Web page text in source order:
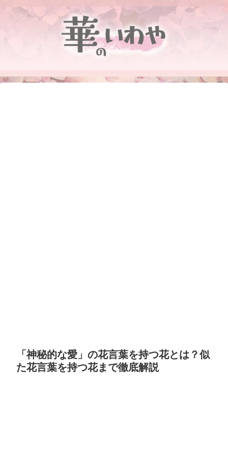
「神秘的な愛」の花言葉を持つ花とは？似
た花言葉を持つ花まで徹底解説